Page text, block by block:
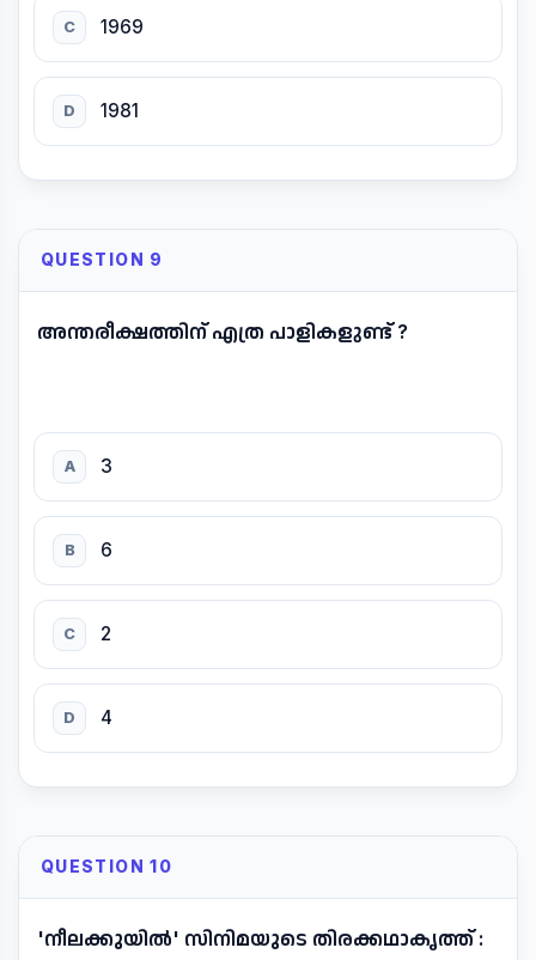
C 1969
D 1981
QUESTION 9
അന്തരീക്ഷത്തിന് എത്ര പാളികളുണ്ട് ?
A 3
B 6
C 2
D 4
QUESTION 10
'നീലക്കുയിൽ' സിനിമയുടെ തിരക്കഥാകൃത്ത് :